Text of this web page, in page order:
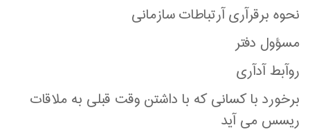
نحوه برقرآری آرتباطات سازمانی
مسؤول دفتر
روآبط آدآری
برخورد با کسانی که با داشتن وقت قبلی به ملاقات
ریسس می آید